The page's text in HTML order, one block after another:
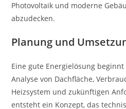
Photovoltaik und moderne
abzudecken.
Planung und
Eine gute Energielösung
Analyse von Dachfläche,
Heizsystem und zukünftigen
entsteht ein Konzept, das